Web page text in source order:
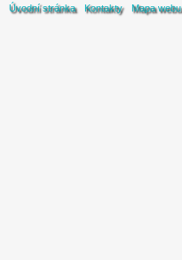
Úvodní stránka Kontakty Mapa webu